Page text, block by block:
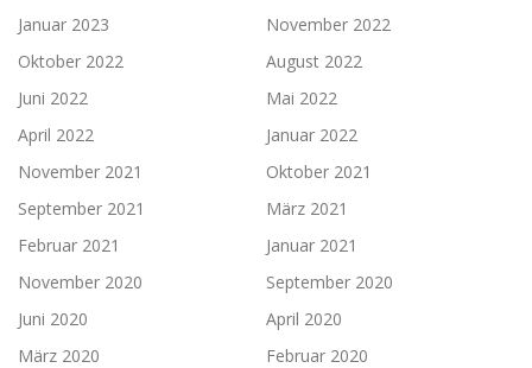
Januar 2023
November 2022
Oktober 2022
August 2022
Juni 2022
Mai 2022
April 2022
Januar 2022
November 2021
Oktober 2021
September 2021
März 2021
Februar 2021
Januar 2021
November 2020
September 2020
Juni 2020
April 2020
März 2020
Februar 2020